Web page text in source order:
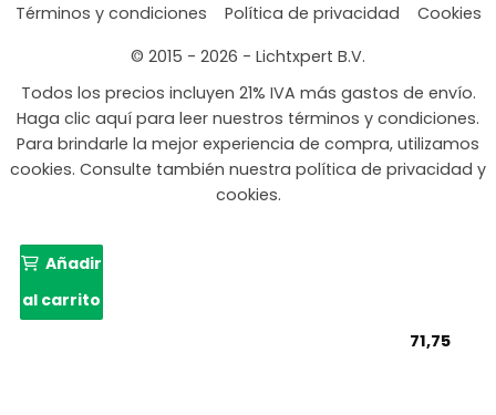
Términos y condiciones Política de privacidad
Cookies
© 2015 - 2026 - Lichtxpert B.V.
Todos los precios incluyen 21% IVA más gastos de envío.
Haga clic aquí para leer nuestros términos y condiciones.
Para brindarle la mejor experiencia de compra, utilizamos
cookies. Consulte también nuestra política de privacidad y
cookies.
71,75
Añadir
al carrito